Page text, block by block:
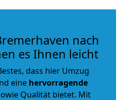
nach
es Ihnen leicht
dass hier Umzug
eine hervorragende
Qualität bietet. Mit